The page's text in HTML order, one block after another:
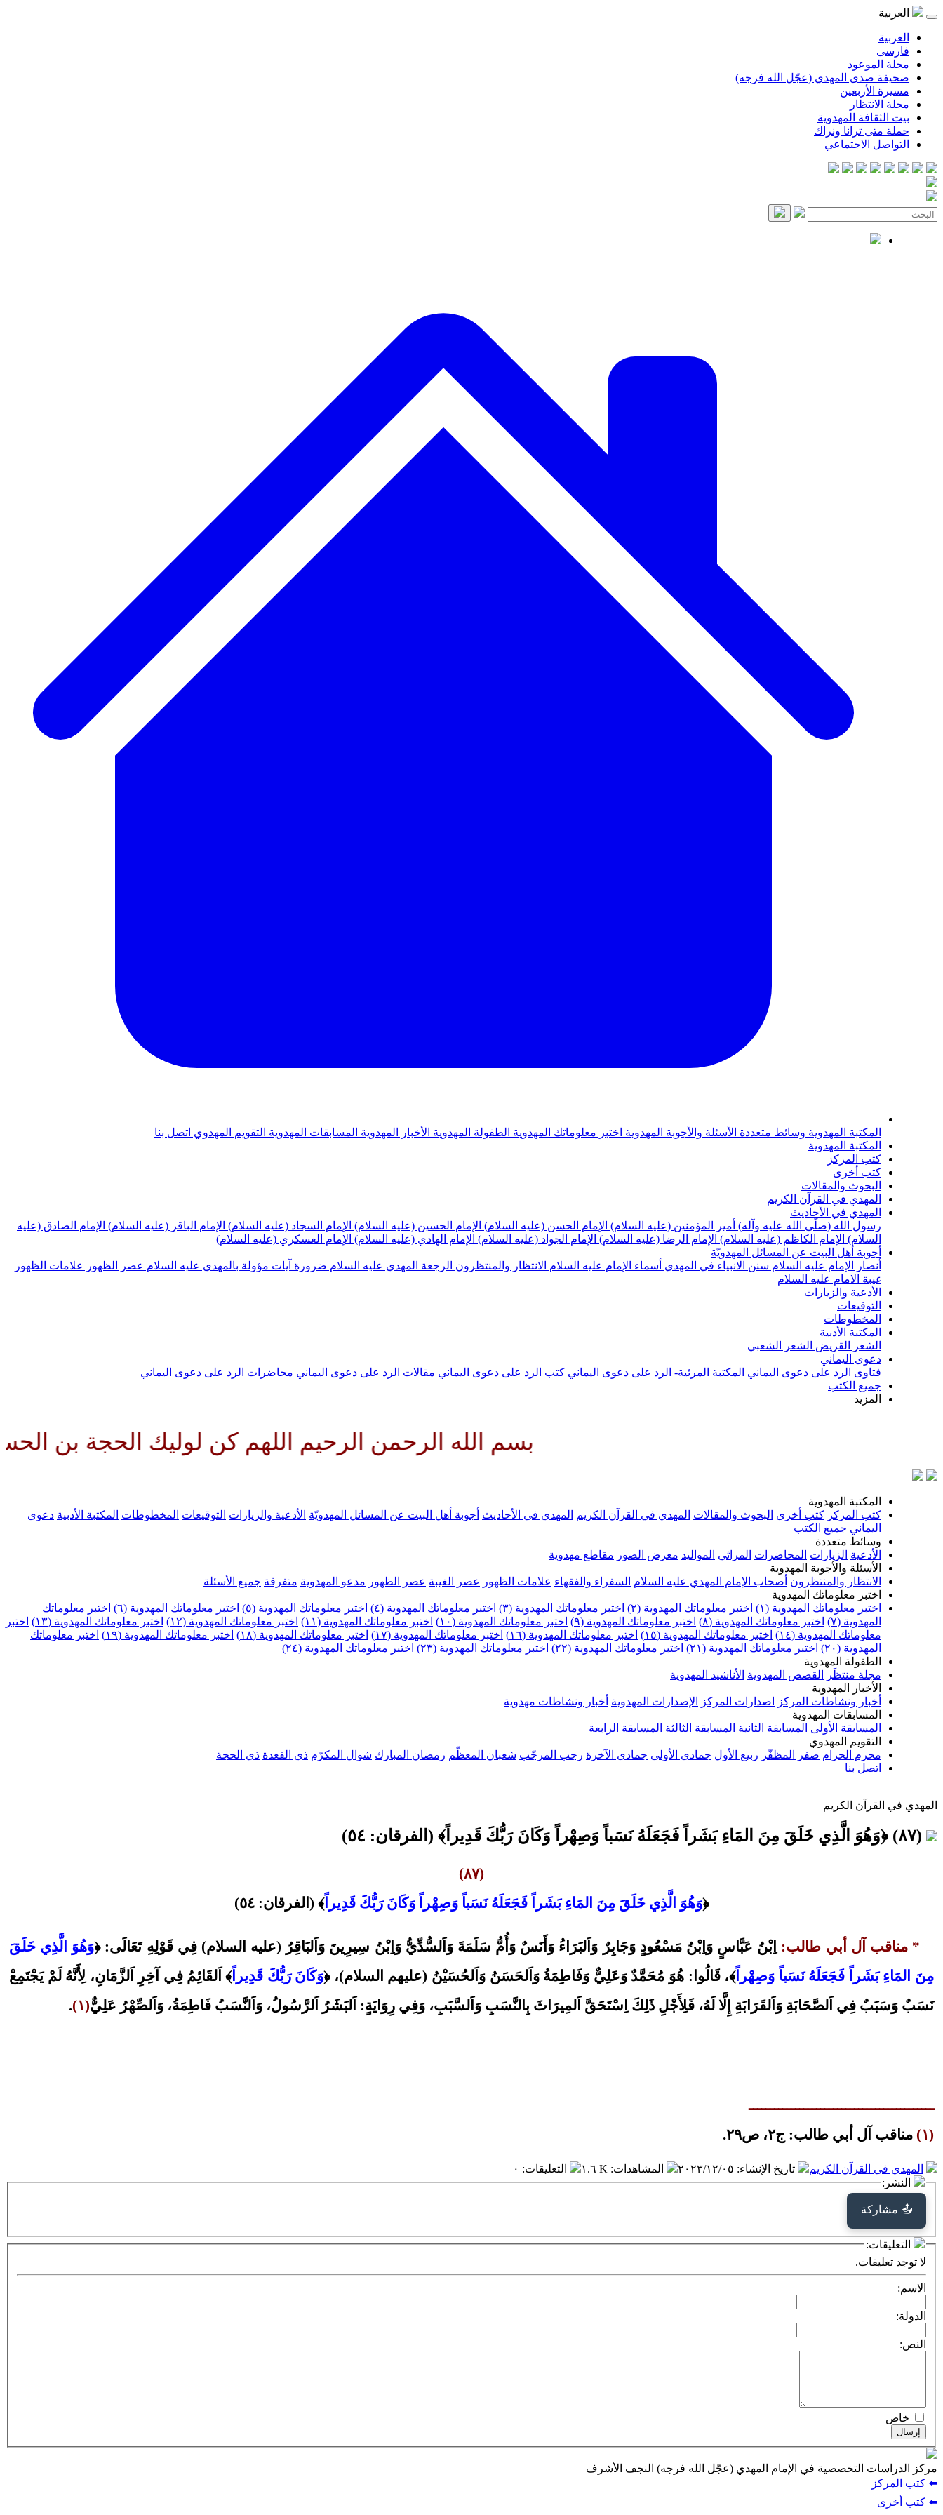
العربية
العربية
فارسی
مجلة الموعود
صحيفة صدى المهدي (عجّل الله فرجه)
مسيرة الأربعين
مجلة الانتظار
بيت الثقافة المهدوية
حملة متى ترانا ونراك
التواصل الاجتماعي
المكتبة المهدوية وسائط متعددة الأسئلة والأجوبة المهدوية اختبر معلوماتك المهدوية الطفولة المهدوية الأخبار المهدوية المسابقات المهدوية التقويم المهدوي اتصل بنا
المكتبة المهدوية
كتب المركز
كتب أخرى
البحوث والمقالات
المهدي في القرآن الكريم
المهدي في الأحاديث
رسول الله (صلّى الله عليه وآله) أمير المؤمنين (عليه السلام) الإمام الحسن (عليه السلام) الإمام الحسين (عليه السلام) الإمام السجاد (عليه السلام) الإمام الباقر (عليه السلام) الإمام الصادق (عليه
السلام) الإمام الكاظم (عليه السلام) الإمام الرضا (عليه السلام) الإمام الجواد (عليه السلام) الإمام الهادي (عليه السلام) الإمام العسكري (عليه السلام)
أجوبة أهل البيت عن المسائل المهدويّة
أنصار الإمام عليه السلام سنن الانبياء في المهدي أسماء الإمام عليه السلام الانتظار والمنتظرون الرجعة المهدي عليه السلام ضرورة آيات مؤولة بالمهدي عليه السلام عصر الظهور
علامات الظهور
غيبة الامام عليه السلام
الأدعية والزيارات
التوقيعات
المخطوطات
المكتبة الأدبية
الشعر القريض الشعر الشعبي
دعوى اليماني
فتاوى الرد على دعوى اليماني المكتبة المرئية- الرد على دعوى اليماني كتب الرد على دعوى اليماني مقالات الرد على دعوى اليماني محاضرات الرد على دعوى اليماني
جميع الكتب
المزيد
بسم الله الرحمن الرحيم اللهم كن لوليك الحجة بن الحسن
المكتبة المهدوية
كتب المركز كتب أخرى البحوث والمقالات المهدي في القرآن الكريم المهدي في الأحاديث أجوبة أهل البيت عن المسائل المهدويّة الأدعية والزيارات التوقيعات المخطوطات المكتبة الأدبية دعوى
اليماني جميع الكتب
وسائط متعددة
الأدعية الزيارات المحاضرات المراثي المواليد معرض الصور مقاطع مهدوية
الأسئلة والأجوبة المهدوية
الانتظار والمنتظرون أصحاب الإمام المهدي عليه السلام السفراء والفقهاء علامات الظهور عصر الغيبة عصر الظهور مدعو المهدوية متفرقة جميع الأسئلة
اختبر معلوماتك المهدوية
اختبر معلوماتك المهدوية (١)
اختبر معلوماتك المهدوية (٢) اختبر معلوماتك المهدوية (٣) اختبر معلوماتك المهدوية (٤) اختبر معلوماتك المهدوية (٥) اختبر معلوماتك المهدوية (٦)
اختبر معلوماتك
المهدوية (٧)
اختبر معلوماتك المهدوية (٨) اختبر معلوماتك المهدوية (٩) اختبر معلوماتك المهدوية (١٠) اختبر معلوماتك المهدوية (١١) اختبر معلوماتك المهدوية (١٢) اختبر معلوماتك المهدوية (١٣)
اختبر
معلوماتك المهدوية (١٤)
اختبر معلوماتك المهدوية (١٥) اختبر معلوماتك المهدوية (١٦) اختبر معلوماتك المهدوية (١٧) اختبر معلوماتك المهدوية (١٨) اختبر معلوماتك المهدوية (١٩)
اختبر معلوماتك
المهدوية (٢٠)
اختبر معلوماتك المهدوية (٢١) اختبر معلوماتك المهدوية (٢٢) اختبر معلوماتك المهدوية (٢٣)
اختبر معلوماتك المهدوية (٢٤)
الطفولة المهدوية
مجلة منتظَر
القصص المهدوية الأناشيد المهدوية
الأخبار المهدوية
أخبار ونشاطات المركز
اصدارات المركز الإصدارات المهدوية أخبار ونشاطات مهدوية
المسابقات المهدوية
المسابقة الأولى المسابقة الثانية المسابقة الثالثة المسابقة الرابعة
التقويم المهدوي
محرم الحرام صفر المظفّر ربيع الأول جمادى الأولى جمادى الآخرة رجب المرجّب شعبان المعظّم رمضان المبارك شوال المكرّم ذي القعدة ذي الحجة
اتصل بنا
المهدي في القرآن الكريم
(٨٧) ﴿وَهُوَ الَّذِي خَلَقَ مِنَ المَاءِ بَشَراً فَجَعَلَهُ نَسَباً وَصِهْراً وَكَانَ رَبُّكَ قَدِيراً﴾ (الفرقان: ٥٤)
(٨٧)
﴿وَهُوَ الَّذِي خَلَقَ مِنَ المَاءِ بَشَراً فَجَعَلَهُ نَسَباً وَصِهْراً وَكَانَ رَبُّكَ قَدِيراً﴾ (الفرقان: ٥٤)
* مناقب آل أبي طالب: اِبْنُ عَبَّاسٍ وَاِبْنُ مَسْعُودٍ وَجَابِرٌ وَاَلبَرَاءُ وَأَنَسٌ وَأُمُّ سَلَمَةَ وَاَلسُّدِّيُّ وَاِبْنُ سِيرِينَ وَاَلبَاقِرُ (عليه السلام) فِي قَوْلِهِ تَعَالَى: ﴿وَهُوَ الَّذِي خَلَقَ
مِنَ المَاءِ بَشَراً فَجَعَلَهُ نَسَباً وَصِهْراً﴾، قَالُوا: هُوَ مُحَمَّدٌ وَعَلِيٌّ وَفَاطِمَةُ وَاَلحَسَنُ وَاَلحُسَيْنُ (عليهم السلام)، ﴿وَكَانَ رَبُّكَ قَدِيراً﴾ اَلقَائِمُ فِي آخِرِ اَلزَّمَانِ، لِأَنَّهُ لَمْ يَجْتَمِعْ
نَسَبٌ وَسَبَبٌ فِي اَلصَّحَابَةِ وَاَلقَرَابَةِ إِلَّا لَهُ، فَلِأَجْلِ ذَلِكَ اِسْتَحَقَّ اَلمِيرَاثَ بِالنَّسَبِ وَاَلسَّبَبِ، وَفِي رِوَايَةٍ: اَلبَشَرُ اَلرَّسُولُ، وَاَلنَّسَبُ فَاطِمَةُ، وَاَلصِّهْرُ عَلِيٌّ(١) .
ــــــــــــــــــــــــــــــــــــــــــــ
(١)
مناقب آل أبي طالب: ج٢، ص٢٩.
المهدي في القرآن الكريم تاريخ الإنشاء: ٢٠٢٣/١٢/٠٥ المشاهدات: ١.٦ K التعليقات: ٠
النشر:
📤 مشاركة
التعليقات:
لا توجد تعليقات.
الاسم:
الدولة:
النص:
خاص
إرسال
مركز الدراسات التخصصية في الإمام المهدي (عجّل الله فرجه) النجف الأشرف
⬅️ كتب المركز
⬅️ كتب أخرى